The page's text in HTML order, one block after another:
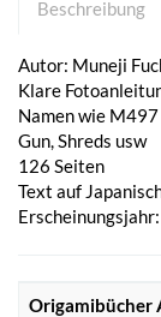
Beschreibung
Autor: Muneji
Klare
Namen wie
Gun, Shreds usw
126 Seiten
Text auf
Origamibücher